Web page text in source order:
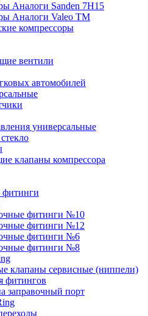
Аналоги Sanden 7H15
Аналоги Valeo ТМ
компрессоры
вентили
автомобилей
универсальные
клапаны компрессора
фитинги №10
фитинги №12
фитинги №6
фитинги №8
клапаны сервисные (ниппели)
фитингов
заправочный порт